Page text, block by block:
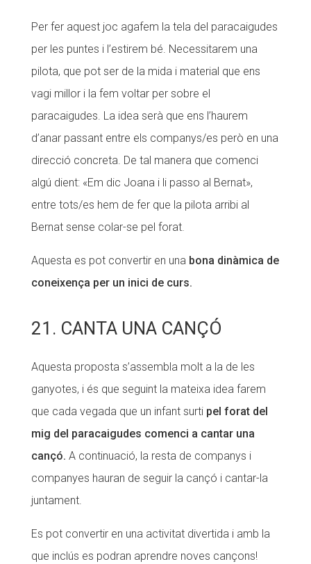
Per fer aquest joc agafem la tela del paracaigudes
per les puntes i l’estirem bé. Necessitarem una
pilota, que pot ser de la mida i material que ens
vagi millor i la fem voltar per sobre el
paracaigudes. La idea serà que ens l’haurem
d’anar passant entre els companys/es però en una
direcció concreta. De tal manera que comenci
algú dient: «Em dic Joana i li passo al Bernat»,
entre tots/es hem de fer que la pilota arribi al
Bernat sense colar-se pel forat.
Aquesta es pot convertir en unabona dinàmica de
coneixença per un inici de curs.
21. CANTA UNA CANÇÓ
Aquesta proposta s’assembla molt a la de les
ganyotes, i és que seguint la mateixa idea farem
que cada vegada que un infant surti pel forat del
mig del paracaigudes comenci a cantar una
cançó. A continuació, la resta de companys i
companyes hauran de seguir la cançó i cantar-la
juntament.
Es pot convertir en una activitat divertida i amb la
que inclús es podran aprendre noves cançons!